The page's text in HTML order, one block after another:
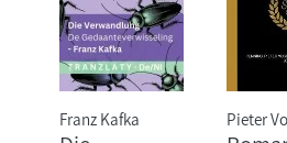
Franz Kafka Pieter